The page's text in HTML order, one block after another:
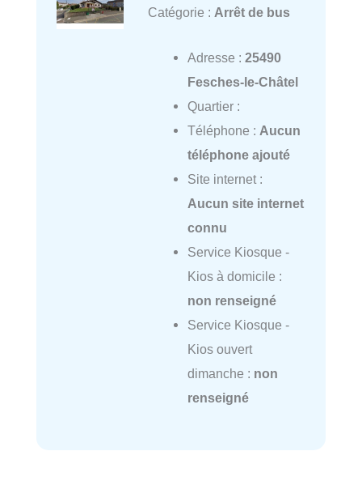
Catégorie : Arrêt de bus
Adresse : 25490
Fesches-le-Châtel
Quartier :
Téléphone : Aucun
téléphone ajouté
Site internet :
Aucun site internet
connu
Service Kiosque -
Kios à domicile :
non renseigné
Service Kiosque -
Kios ouvert
dimanche : non
renseigné